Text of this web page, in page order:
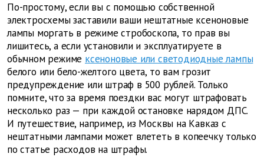
По-простому, если вы с помощью собственной
электросхемы заставили ваши нештатные ксеноновые
лампы моргать в режиме стробоскопа, то прав вы
лишитесь, а если установили и эксплуатируете в
обычном режиме ксеноновые или светодиодные лампы
белого или бело-желтого цвета, то вам грозит
предупреждение или штраф в 500 рублей. Только
помните, что за время поездки вас могут штрафовать
несколько раз — при каждой остановке нарядом ДПС.
И путешествие, например, из Москвы на Кавказ с
нештатными лампами может влететь в копеечку только
по статье расходов на штрафы.